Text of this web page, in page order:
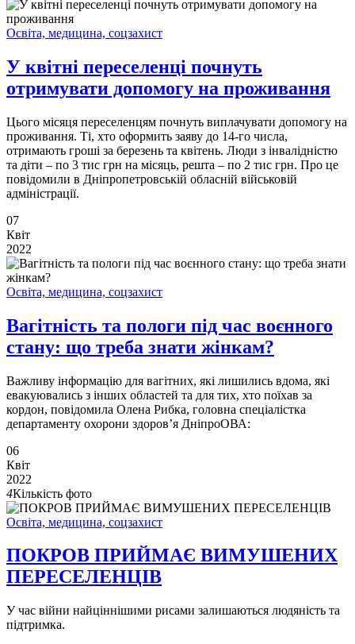
Освіта, медицина, соцзахист
У квітні переселенці почнуть
отримувати допомогу на проживання
Цього місяця переселенцям почнуть виплачувати допомогу на
проживання. Ті, хто оформить заяву до 14-го числа,
отримають гроші за березень та квітень. Люди з інвалідністю
та діти – по 3 тис грн на місяць, решта – по 2 тис грн. Про це
повідомили в Дніпропетровській обласній військовій
адміністрації.
07
Квіт
2022
Освіта, медицина, соцзахист
Вагітність та пологи під час воєнного
стану: що треба знати жінкам?
Важливу інформацію для вагітних, які лишились вдома, які
евакуювались з інших областей та для тих, хто поїхав за
кордон, повідомила Олена Рибка, головна спеціалістка
департаменту охорони здоров’я ДніпроОВА:
06
Квіт
2022
4Кількість фото
Освіта, медицина, соцзахист
ПОКРОВ ПРИЙМАЄ ВИМУШЕНИХ
ПЕРЕСЕЛЕНЦІВ
У час війни найціннішими рисами залишаються людяність та
підтримка.